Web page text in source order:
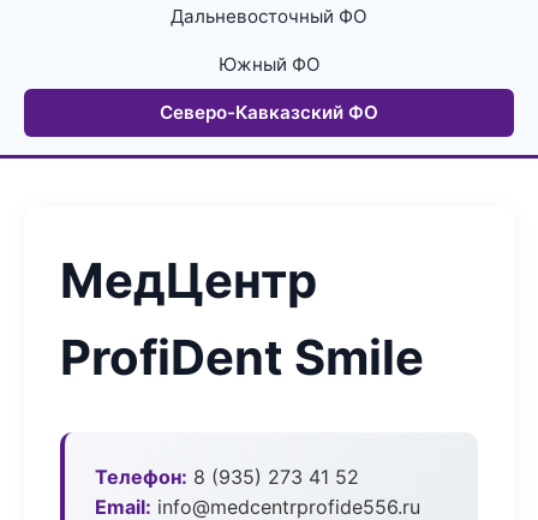
Дальневосточный ФО
Южный ФО
Северо-Кавказский ФО
МедЦентр
ProfiDent Smile
Телефон: 8 (935) 273 41 52
Email: info@medcentrprofide556.ru